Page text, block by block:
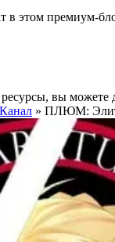
в этом премиум-
вы можете
Канал » ПЛЮМ: